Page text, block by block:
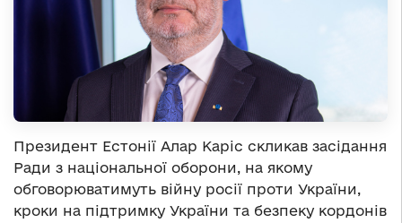
Президент Естонії Алар Каріс скликав засідання
Ради з національної оборони, на якому
обговорюватимуть війну росії проти України,
кроки на підтримку України та безпеку кордонів